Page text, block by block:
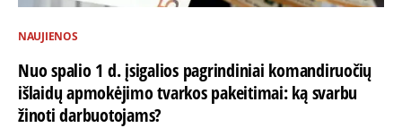
NAUJIENOS
Nuo spalio 1 d. įsigalios pagrindiniai komandiruočių
išlaidų apmokėjimo tvarkos pakeitimai: ką svarbu
žinoti darbuotojams?